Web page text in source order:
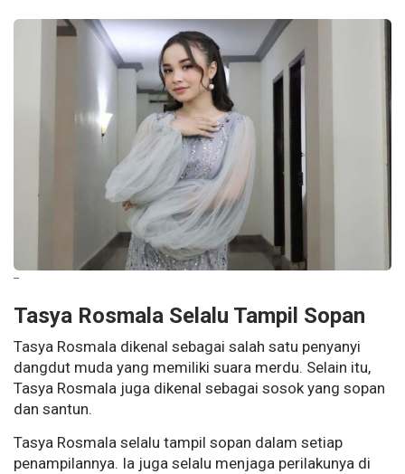
--
Tasya Rosmala Selalu Tampil Sopan
Tasya Rosmala dikenal sebagai salah satu penyanyi
dangdut muda yang memiliki suara merdu. Selain itu,
Tasya Rosmala juga dikenal sebagai sosok yang sopan
dan santun.
Tasya Rosmala selalu tampil sopan dalam setiap
penampilannya. Ia juga selalu menjaga perilakunya di